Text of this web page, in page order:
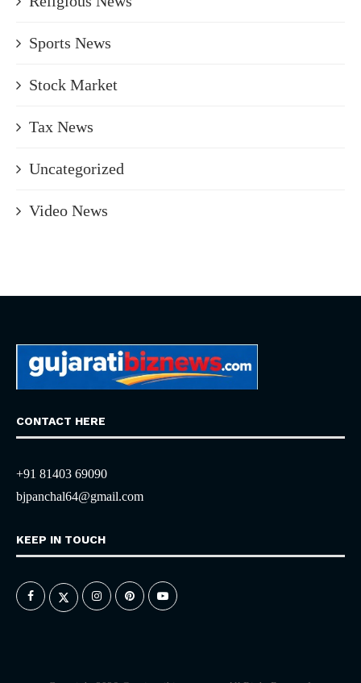
Sports News
Stock Market
Tax News
Uncategorized
Video News
CONTACT HERE
+91 81403 69090
bjpanchal64@gmail.com
KEEP IN TOUCH